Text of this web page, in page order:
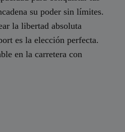
su poder sin límites.
la libertad absoluta
es la elección perfecta.
en la carretera con